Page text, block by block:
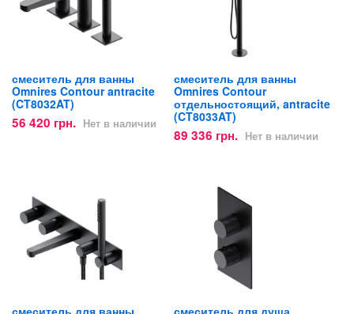
смеситель для ванны
Omnires Contour antracite
(CT8032AT)
56 420 грн. Нет в наличии
смеситель для ванны
Omnires Contour
отдельностоящий, antracite
(CT8033AT)
89 336 грн. Нет в наличии